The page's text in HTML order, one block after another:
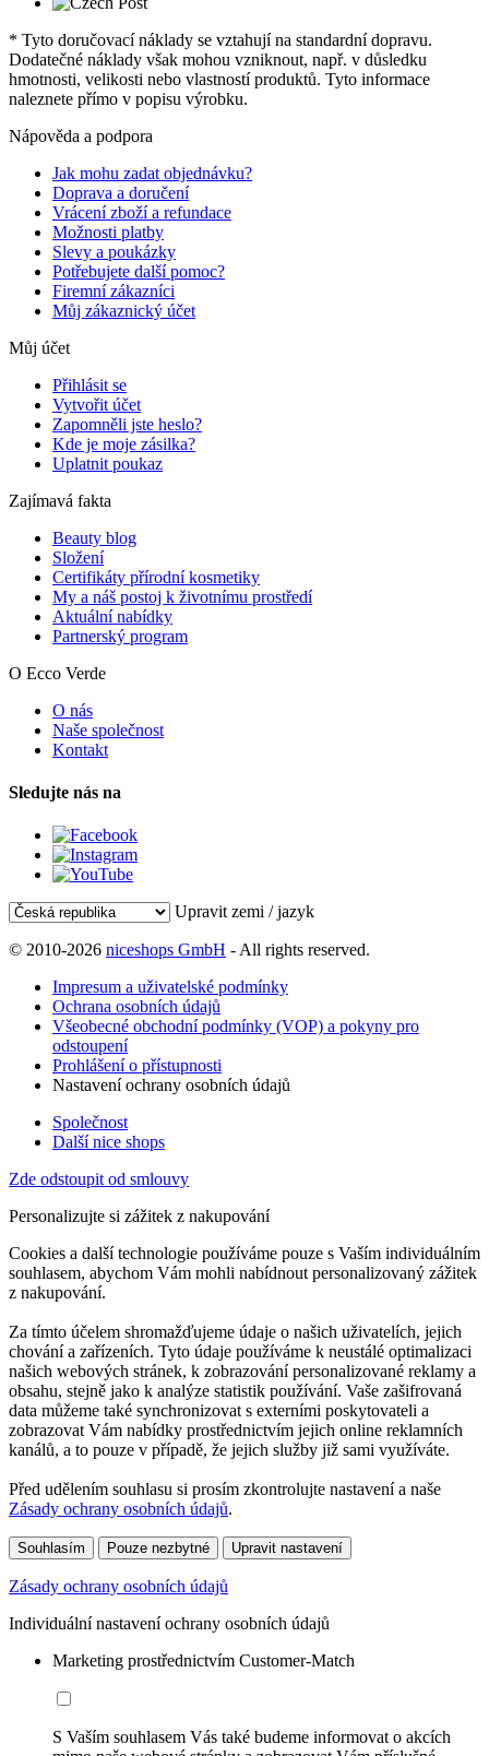
* Tyto doručovací náklady se vztahují na standardní dopravu.
Dodatečné náklady však mohou vzniknout, např. v důsledku
hmotnosti, velikosti nebo vlastností produktů. Tyto informace
naleznete přímo v popisu výrobku.
Nápověda a podpora
Jak mohu zadat objednávku?
Doprava a doručení
Vrácení zboží a refundace
Možnosti platby
Slevy a poukázky
Potřebujete další pomoc?
Firemní zákazníci
Můj zákaznický účet
Můj účet
Přihlásit se
Vytvořit účet
Zapomněli jste heslo?
Kde je moje zásilka?
Uplatnit poukaz
Zajímavá fakta
Beauty blog
Složení
Certifikáty přírodní kosmetiky
My a náš postoj k životnímu prostředí
Aktuální nabídky
Partnerský program
O Ecco Verde
O nás
Naše společnost
Kontakt
Sledujte nás na
Upravit zemi / jazyk
© 2010-2026 niceshops GmbH - All rights reserved.
Impresum a uživatelské podmínky
Ochrana osobních údajů
Všeobecné obchodní podmínky (VOP) a pokyny pro
odstoupení
Prohlášení o přístupnosti
Nastavení ochrany osobních údajů
Společnost
Další nice shops
Zde odstoupit od smlouvy
Personalizujte si zážitek z nakupování
Cookies a další technologie používáme pouze s Vaším individuálním
souhlasem, abychom Vám mohli nabídnout personalizovaný zážitek
z nakupování.
Za tímto účelem shromažďujeme údaje o našich uživatelích, jejich
chování a zařízeních. Tyto údaje používáme k neustálé optimalizaci
našich webových stránek, k zobrazování personalizované reklamy a
obsahu, stejně jako k analýze statistik používání. Vaše zašifrovaná
data můžeme také synchronizovat s externími poskytovateli a
zobrazovat Vám nabídky prostřednictvím jejich online reklamních
kanálů, a to pouze v případě, že jejich služby již sami využíváte.
Před udělením souhlasu si prosím zkontrolujte nastavení a naše
Zásady ochrany osobních údajů.
Souhlasím Pouze nezbytné Upravit nastavení
Zásady ochrany osobních údajů
Individuální nastavení ochrany osobních údajů
Marketing prostřednictvím Customer-Match
S Vaším souhlasem Vás také budeme informovat o akcích